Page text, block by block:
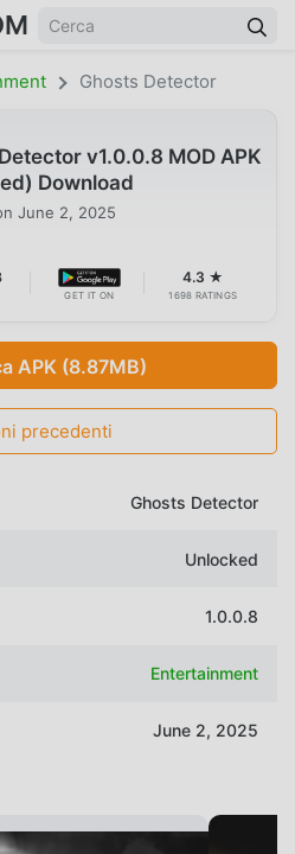
Ghosts Detector
v1.0.0.8 MOD APK
Download
June 2, 2025
GET IT ON
4.3 ★
1698 RATINGS
APK (8.87MB)
precedenti
Ghosts Detector
Unlocked
1.0.0.8
Entertainment
June 2, 2025